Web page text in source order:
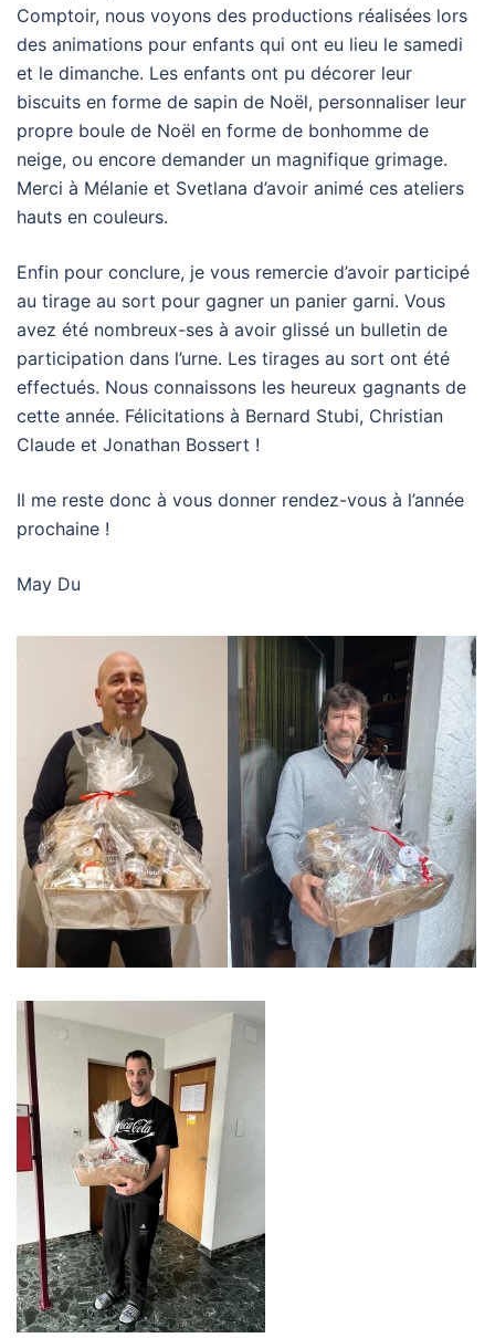
Comptoir, nous voyons des productions réalisées lors
des animations pour enfants qui ont eu lieu le samedi
et le dimanche. Les enfants ont pu décorer leur
biscuits en forme de sapin de Noël, personnaliser leur
propre boule de Noël en forme de bonhomme de
neige, ou encore demander un magnifique grimage.
Merci à Mélanie et Svetlana d’avoir animé ces ateliers
hauts en couleurs.
Enfin pour conclure, je vous remercie d’avoir participé
au tirage au sort pour gagner un panier garni. Vous
avez été nombreux-ses à avoir glissé un bulletin de
participation dans l’urne. Les tirages au sort ont été
effectués. Nous connaissons les heureux gagnants de
cette année. Félicitations à Bernard Stubi, Christian
Claude et Jonathan Bossert !
Il me reste donc à vous donner rendez-vous à l’année
prochaine !
May Du